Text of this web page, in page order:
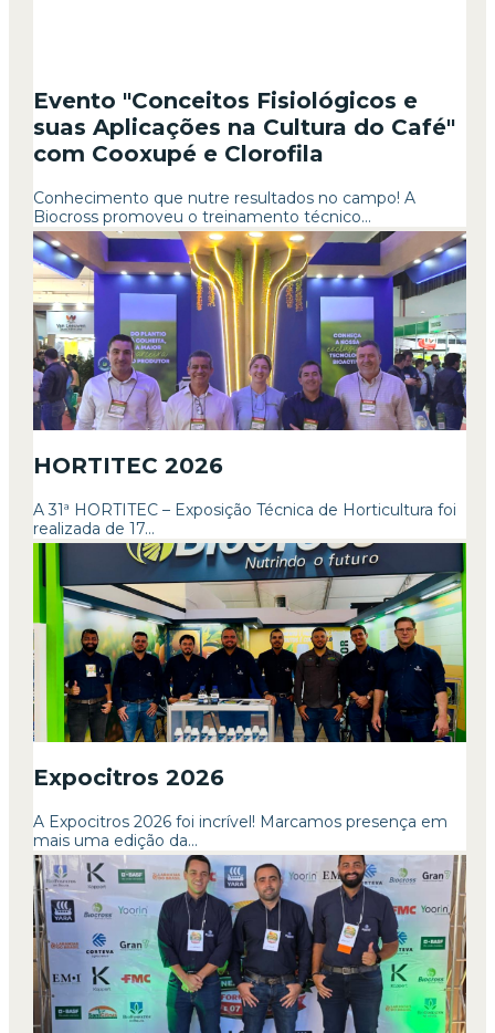
Evento "Conceitos Fisiológicos e
suas Aplicações na Cultura do Café"
com Cooxupé e Clorofila
Conhecimento que nutre resultados no campo! A
Biocross promoveu o treinamento técnico...
HORTITEC 2026
A 31ª HORTITEC – Exposição Técnica de Horticultura foi
realizada de 17...
Expocitros 2026
A Expocitros 2026 foi incrível! Marcamos presença em
mais uma edição da...